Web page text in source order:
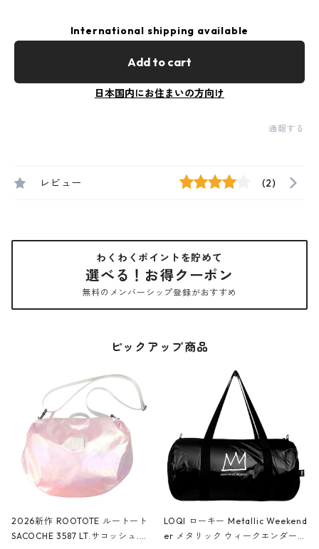
International shipping available
Add to cart
日本国内にお住まいの方向け
通報する
レビュー (2)
わくわくポイントを貯めて
選べる！お得クーポン
無料のメンバーシップ登録がおすすめ
ピックアップ商品
2026新作 ROOTOTE ルートート
SACOCHE 3587 LT.サコッシュ.ル
LOQI ローキー Metallic Weekend
er メタリック ウィークエンダー